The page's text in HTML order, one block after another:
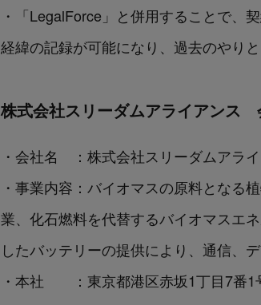
・「LegalForce」と併用することで、
経緯の記録が可能になり、過去のやり
株式会社スリーダムアライアンス
・会社名 ：株式会社スリーダムアラ
・事業内容：バイオマスの原料となる
業、化石燃料を代替するバイオマスエ
したバッテリーの提供により、通信、
・本社 ：東京都港区赤坂1丁目7番